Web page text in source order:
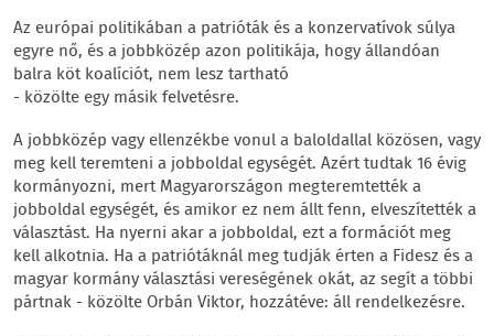
Az európai politikában a patrióták és a konzervatívok súlya
egyre nő, és a jobbközép azon politikája, hogy állandóan
balra köt koalíciót, nem lesz tartható
- közölte egy másik felvetésre.
A jobbközép vagy ellenzékbe vonul a baloldallal közösen, vagy
meg kell teremteni a jobboldal egységét. Azért tudtak 16 évig
kormányozni, mert Magyarországon megteremtették a
jobboldal egységét, és amikor ez nem állt fenn, elveszítették a
választást. Ha nyerni akar a jobboldal, ezt a formációt meg
kell alkotnia. Ha a patriótáknál meg tudják érten a Fidesz és a
magyar kormány választási vereségének okát, az segít a többi
pártnak - közölte Orbán Viktor, hozzátéve: áll rendelkezésre.